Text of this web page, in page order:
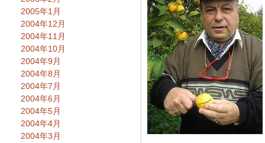
2005年1月
2004年12月
2004年11月
2004年10月
2004年9月
2004年8月
2004年7月
2004年6月
2004年5月
2004年4月
2004年3月